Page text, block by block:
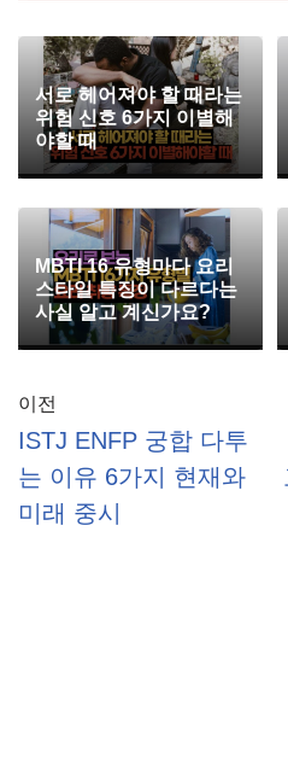
서로 헤어져야 할 때라는
위험 신호 6가지 이별해
야할 때
MBTI 16 유형마다 요리
스타일 특징이 다르다는
사실 알고 계신가요?
이전
ISTJ ENFP 궁합 다투
는 이유 6가지 현재와
미래 중시